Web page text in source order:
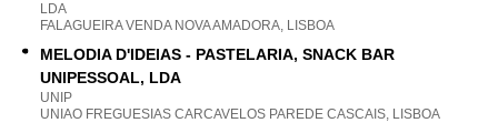
LDA
FALAGUEIRA VENDA NOVA AMADORA, LISBOA
MELODIA D'IDEIAS - PASTELARIA, SNACK BAR
UNIPESSOAL, LDA
UNIP
UNIAO FREGUESIAS CARCAVELOS PAREDE CASCAIS, LISBOA